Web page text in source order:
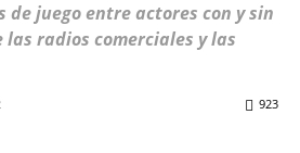
juego entre actores con y sin
radios comerciales y las
923